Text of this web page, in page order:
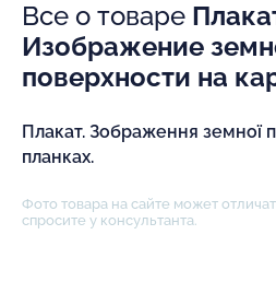
Все о товаре
Изображение
поверхности на
Плакат. Зображення земної
планках.
Фото товара на сайте может
спросите у консультанта.